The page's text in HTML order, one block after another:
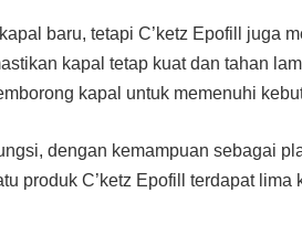
baru, tetapi C’ketz Epofill juga
kapal tetap kuat dan tahan
kapal untuk memenuhi
dengan kemampuan sebagai
produk C’ketz Epofill terdapat lima